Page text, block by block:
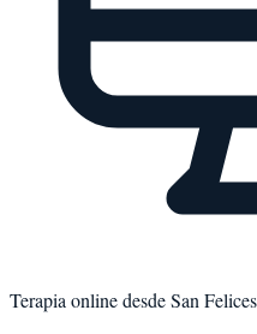
Terapia online desdeSan